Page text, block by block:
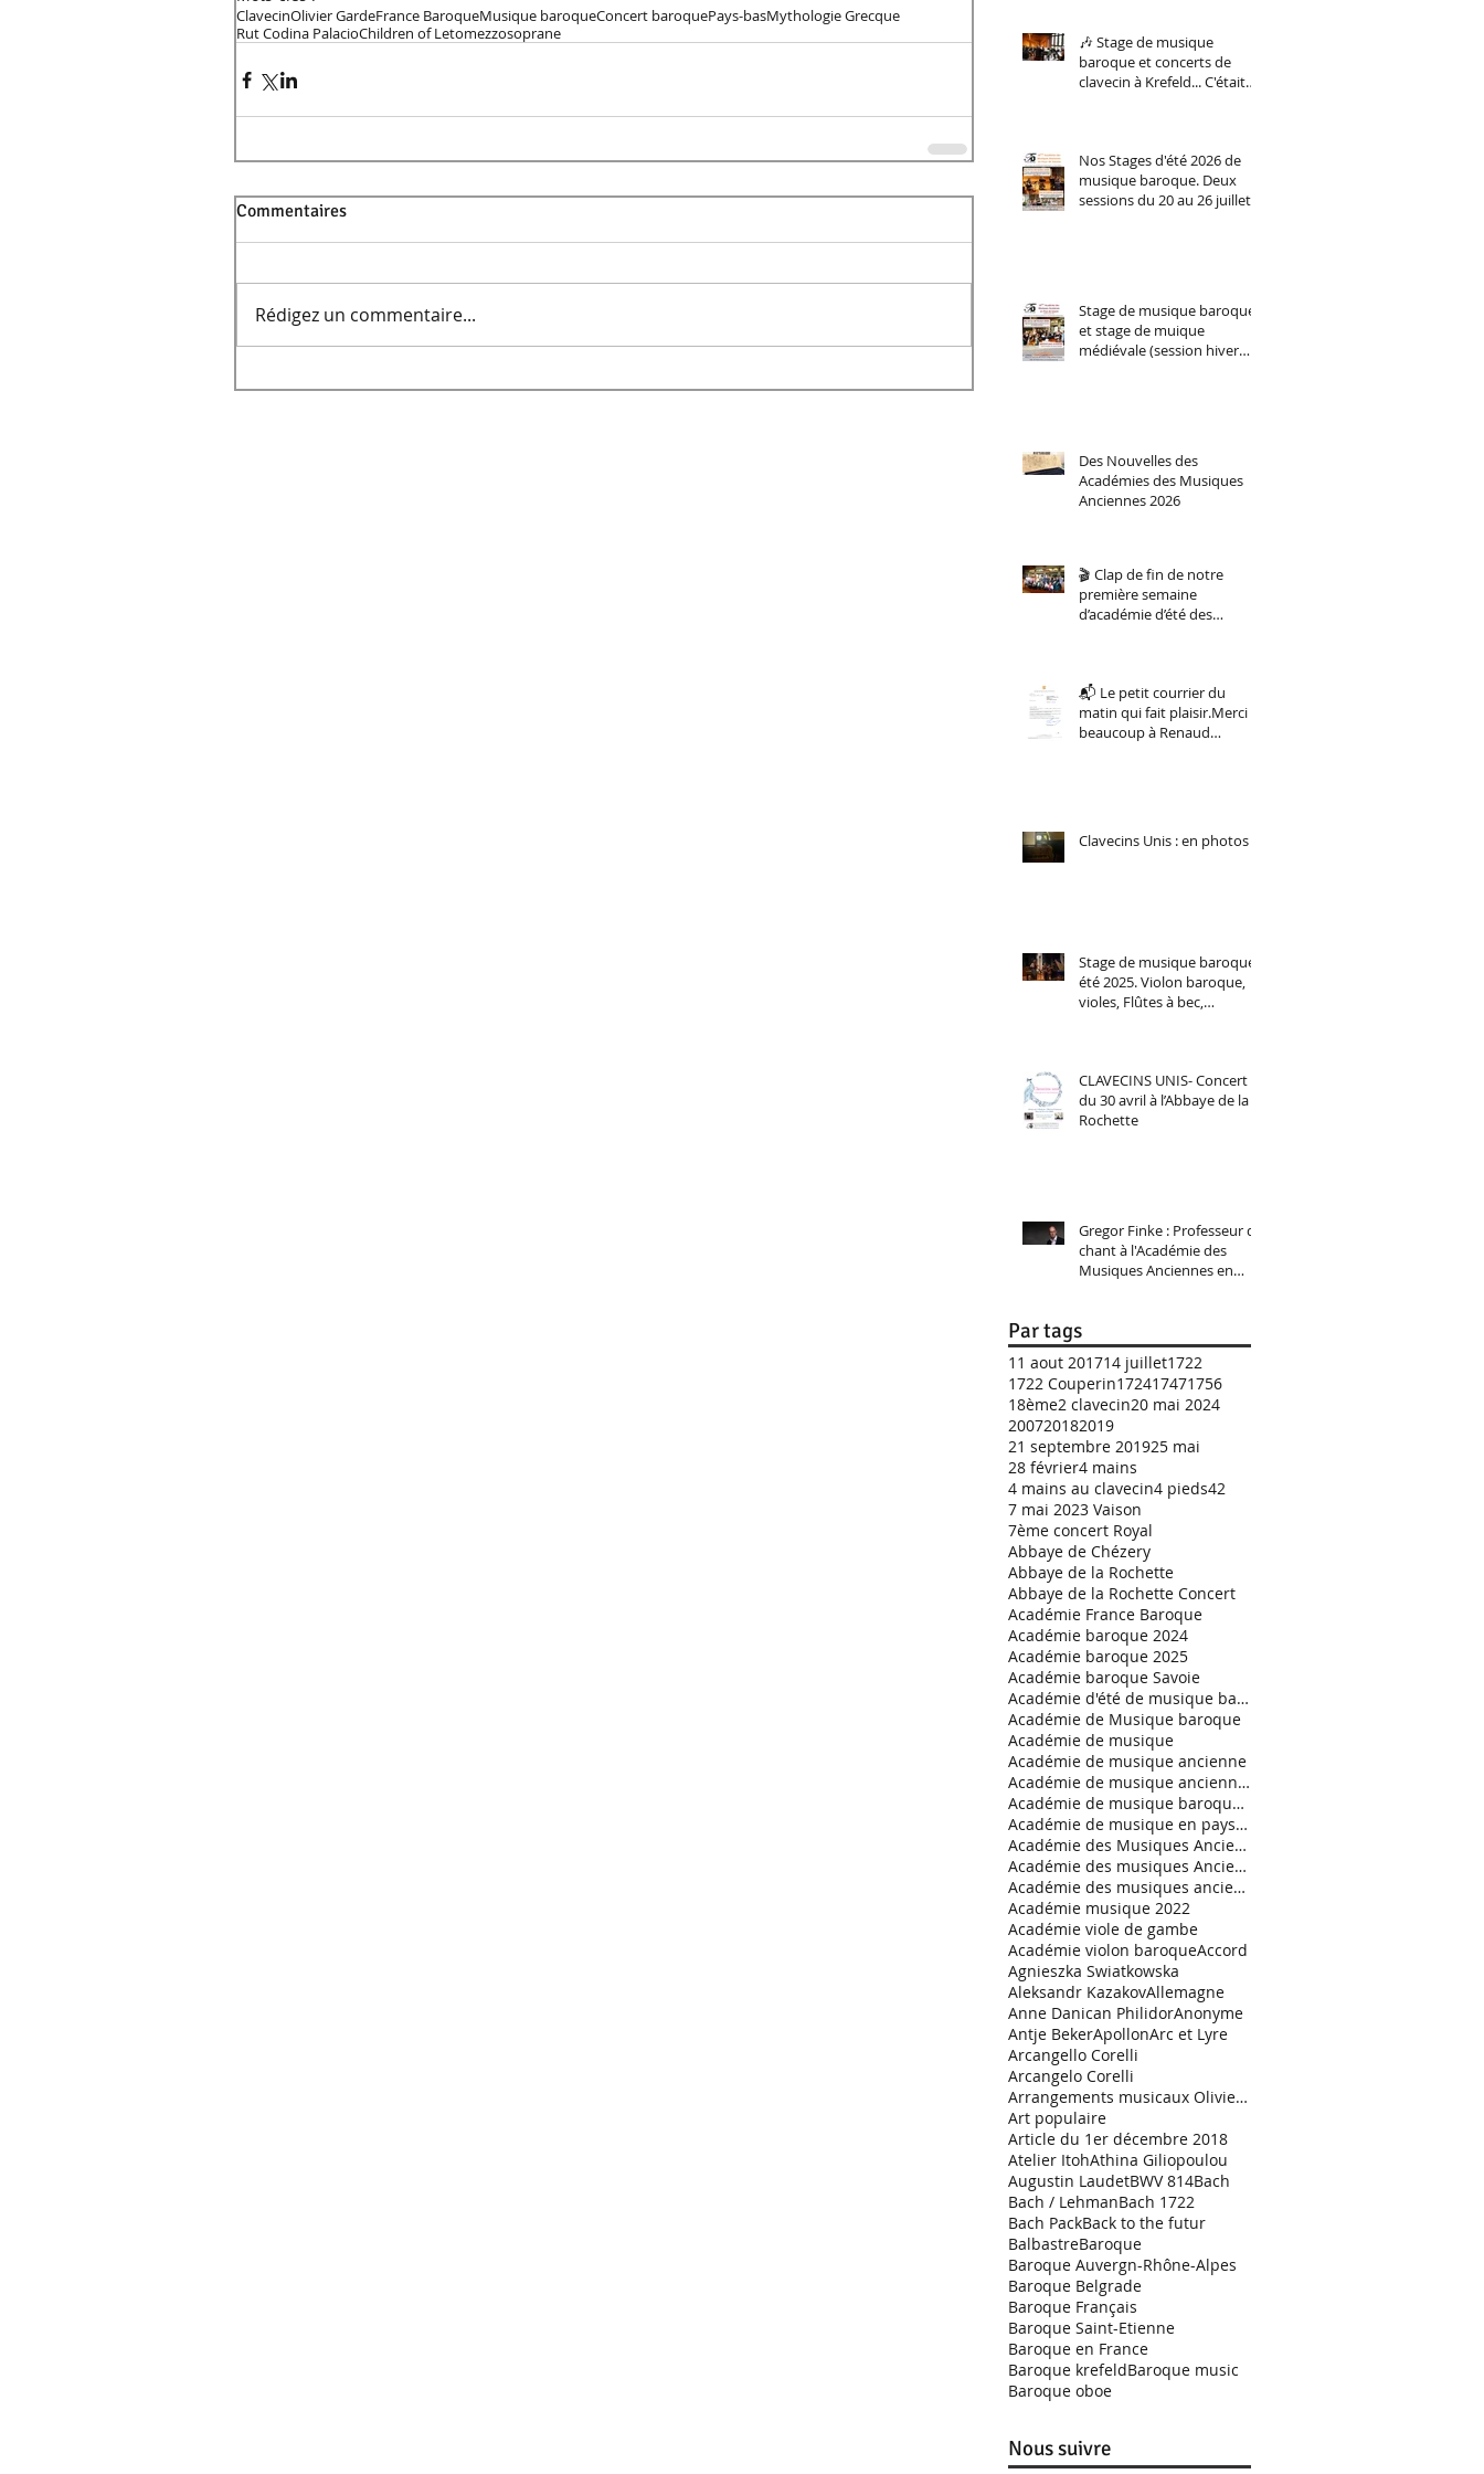
ClavecinOlivier GardeFrance BaroqueMusique baroqueConcert baroquePays-basMythologie Grecque
Rut Codina PalacioChildren of Letomezzosoprane
Commentaires
Rédigez un commentaire...
🎶 Stage de musique
baroque et concerts de
clavecin à Krefeld... C'était
Nos Stages d'été 2026 de
musique baroque. Deux
sessions du 20 au 26 juillet
Stage de musique baroque
et stage de muique
médiévale (session hiver
Des Nouvelles des
Académies des Musiques
Anciennes 2026
🎬 Clap de fin de notre
première semaine
d’académie d’été des
📬 Le petit courrier du
matin qui fait plaisir.Merci
beaucoup à Renaud
Clavecins Unis : en photos
Stage de musique baroque,
été 2025. Violon baroque,
violes, Flûtes à bec,
CLAVECINS UNIS- Concert
du 30 avril à l’Abbaye de la
Rochette
Gregor Finke : Professeur de
chant à l'Académie des
Musiques Anciennes en
Par tags
11 aout 201714 juillet1722
1722 Couperin172417471756
18ème2 clavecin20 mai 2024
200720182019
21 septembre 201925 mai
28 février4 mains
4 mains au clavecin4 pieds42
7 mai 2023 Vaison
7ème concert Royal
Abbaye de Chézery
Abbaye de la Rochette
Abbaye de la Rochette Concert
Académie France Baroque
Académie baroque 2024
Académie baroque 2025
Académie baroque Savoie
Académie d'été de musique baroque
Académie de Musique baroque
Académie de musique
Académie de musique ancienne
Académie de musique ancienne en pays gessien
Académie de musique baroque 2021
Académie de musique en pays de Savoie
Académie des Musiques Anciennes en Pays de Savoie
Académie des musiques Anciennes
Académie des musiques anciennes en Pays de Savoie.
Académie musique 2022
Académie viole de gambe
Académie violon baroqueAccord
Agnieszka Swiatkowska
Aleksandr KazakovAllemagne
Anne Danican PhilidorAnonyme
Antje BekerApollonArc et Lyre
Arcangello Corelli
Arcangelo Corelli
Arrangements musicaux Olivier Garde
Art populaire
Article du 1er décembre 2018
Atelier ItohAthina Giliopoulou
Augustin LaudetBWV 814Bach
Bach / LehmanBach 1722
Bach PackBack to the futur
BalbastreBaroque
Baroque Auvergn-Rhône-Alpes
Baroque Belgrade
Baroque Français
Baroque Saint-Etienne
Baroque en France
Baroque krefeldBaroque music
Baroque oboe
Nous suivre